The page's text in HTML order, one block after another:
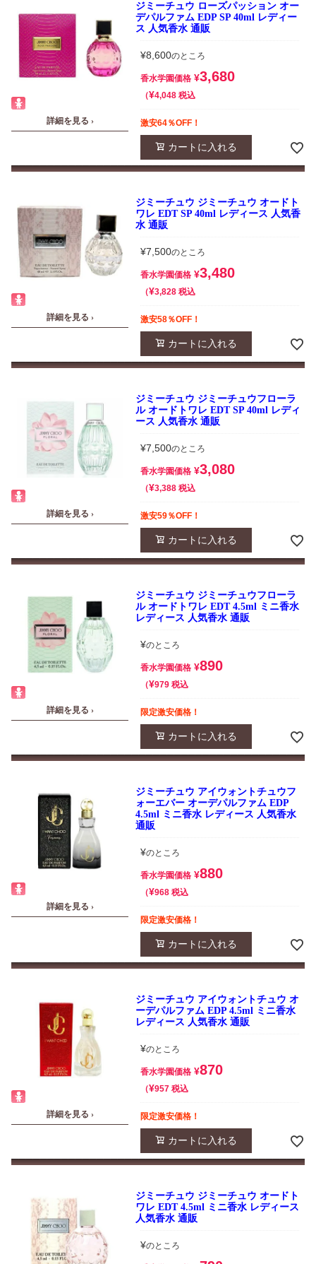
詳細を見る ›
ジミーチュウ ローズパッション オー
デパルファム EDP SP 40ml レディー
ス 人気香水 通販
¥8,600のところ
香水学園価格 ¥3,680
¥4,048 税込
激安64％OFF！
カートに入れる
詳細を見る ›
ジミーチュウ ジミーチュウ オードト
ワレ EDT SP 40ml レディース 人気香
水 通販
¥7,500のところ
香水学園価格 ¥3,480
¥3,828 税込
激安58％OFF！
カートに入れる
詳細を見る ›
ジミーチュウ ジミーチュウフローラ
ル オードトワレ EDT SP 40ml レディ
ース 人気香水 通販
¥7,500のところ
香水学園価格 ¥3,080
¥3,388 税込
激安59％OFF！
カートに入れる
詳細を見る ›
ジミーチュウ ジミーチュウフローラ
ル オードトワレ EDT 4.5ml ミニ香水
レディース 人気香水 通販
¥のところ
香水学園価格 ¥890
¥979 税込
限定激安価格！
カートに入れる
詳細を見る ›
ジミーチュウ アイウォントチュウフ
ォーエバー オーデパルファム EDP
4.5ml ミニ香水 レディース 人気香水
通販
¥のところ
香水学園価格 ¥880
¥968 税込
限定激安価格！
カートに入れる
詳細を見る ›
ジミーチュウ アイウォントチュウ オ
ーデパルファム EDP 4.5ml ミニ香水
レディース 人気香水 通販
¥のところ
香水学園価格 ¥870
¥957 税込
限定激安価格！
カートに入れる
ジミーチュウ ジミーチュウ オードト
ワレ EDT 4.5ml ミニ香水 レディース
人気香水 通販
¥のところ